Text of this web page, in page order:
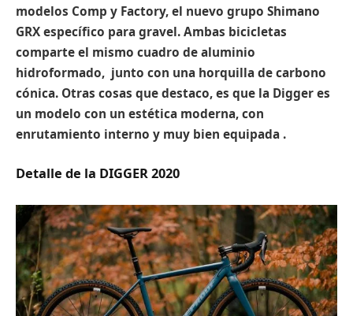
modelos Comp y Factory, el nuevo grupo Shimano
GRX específico para gravel. Ambas bicicletas
comparte el mismo cuadro de aluminio
hidroformado, junto con una horquilla de carbono
cónica. Otras cosas que destaco, es que la Digger es
un modelo con un estética moderna, con
enrutamiento interno y muy bien equipada .
Detalle de la DIGGER 2020